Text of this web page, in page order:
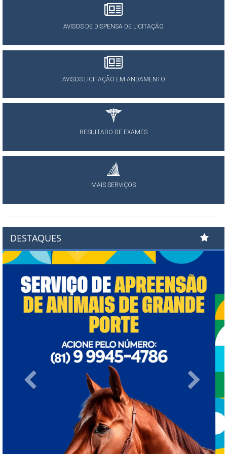
AVISOS DE DISPENSA DE LICITAÇÂO
AVISOS LICITAÇÃO EM ANDAMENTO
RESULTADO DE EXAMES
MAIS SERVIÇOS
DESTAQUES